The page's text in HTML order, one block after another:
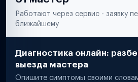
Работают через сервис - заявку
ближайшему
Диагностика онлайн:
выезда мастера
Опишите симптомы своими